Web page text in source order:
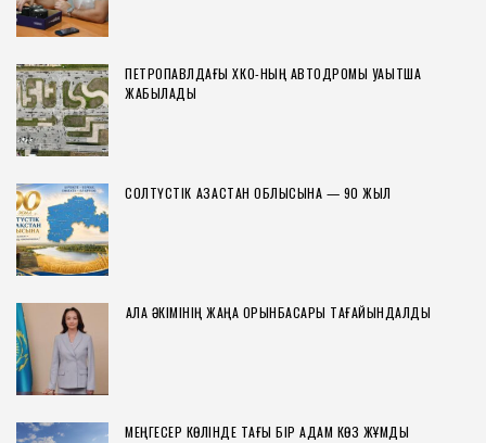
ПЕТРОПАВЛДАҒЫ ХҚКО-НЫҢ АВТОДРОМЫ УАҚЫТША
ЖАБЫЛАДЫ
СОЛТҮСТІК ҚАЗАҚСТАН ОБЛЫСЫНА — 90 ЖЫЛ
ҚАЛА ӘКІМІНІҢ ЖАҢА ОРЫНБАСАРЫ ТАҒАЙЫНДАЛДЫ
МЕҢГЕСЕР КӨЛІНДЕ ТАҒЫ БІР АДАМ КӨЗ ЖҰМДЫ